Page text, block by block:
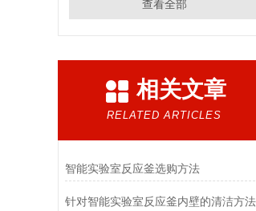
查看全部
相关文章
RELATED ARTICLES
智能实验室反应釜选购方法
针对智能实验室反应釜内壁的清洁方法